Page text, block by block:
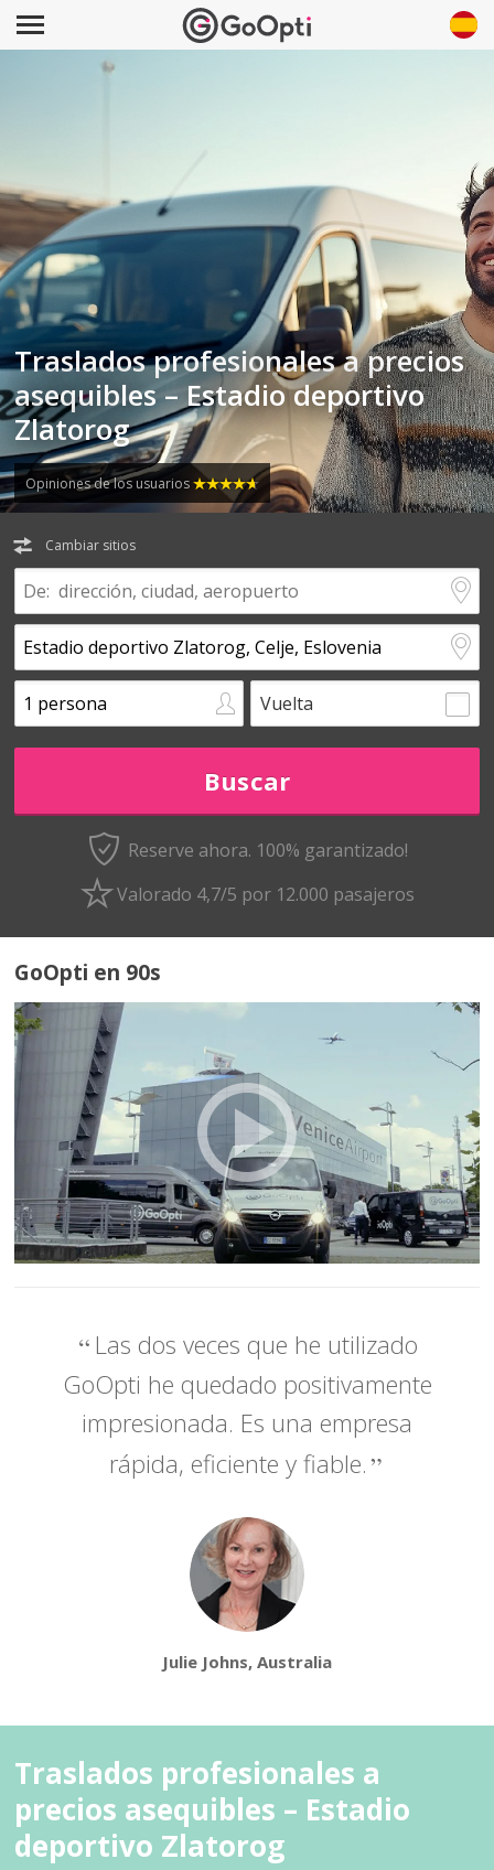
Traslados profesionales a precios
asequibles – Estadio deportivo
Zlatorog
Opiniones de los usuarios
Cambiar sitios
Vuelta
Reserve ahora. 100% garantizado!
Valorado 4,7/5 por 12.000 pasajeros
GoOpti en 90s
Las dos veces que he utilizado
GoOpti he quedado positivamente
impresionada. Es una empresa
rápida, eficiente y fiable.
Julie Johns, Australia
Traslados profesionales a
precios asequibles – Estadio
deportivo Zlatorog